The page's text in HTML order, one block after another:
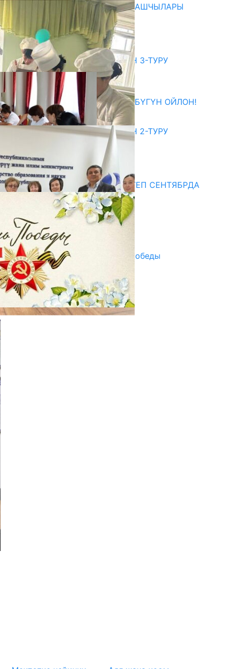
МАМЛЕКЕТТЕРДИН ӨКМӨТ БАШЧЫЛАРЫ
МЕНЕН ЖОЛУГУШТУ
07.08.2026
Абитуриент
ЖОЖДОРГО КАБЫЛ АЛУУНУН 3-ТУРУ
БАШТАЛДЫ
27.07.2026
ӨЗҮҢДҮН КЕЛЕЧЕГИҢ ҮЧҮН БҮГҮН ОЙЛОН!
20.07.2026
ЖОЖДОРГО КАБЫЛ АЛУУНУН 2-ТУРУ
20.07.2026
Медиа
СУЗАКТА 750 ОРУНДУУ МЕКТЕП СЕНТЯБРДА
ПАЙДАЛАНУУГА БЕРИЛЕТ
07.08.2025
Улуу Жеңиштин жандуу сөзү
29.04.2025
Награды в преддверии Дня Победы
29.04.2025